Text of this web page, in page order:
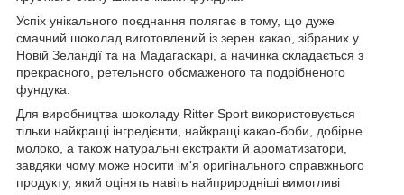
Успіх унікального поєднання полягає в тому, що дуже
смачний шоколад виготовлений із зерен какао, зібраних у
Новій Зеландії та на Мадагаскарі, а начинка складається з
прекрасного, ретельного обсмаженого та подрібненого
фундука.
Для виробництва шоколаду Ritter Sport використовується
тільки найкращі інгредієнти, найкращі какао-боби, добірне
молоко, а також натуральні екстракти й ароматизатори,
завдяки чому може носити ім'я оригінального справжнього
продукту, який оцінять навіть найприродніші вимогливі